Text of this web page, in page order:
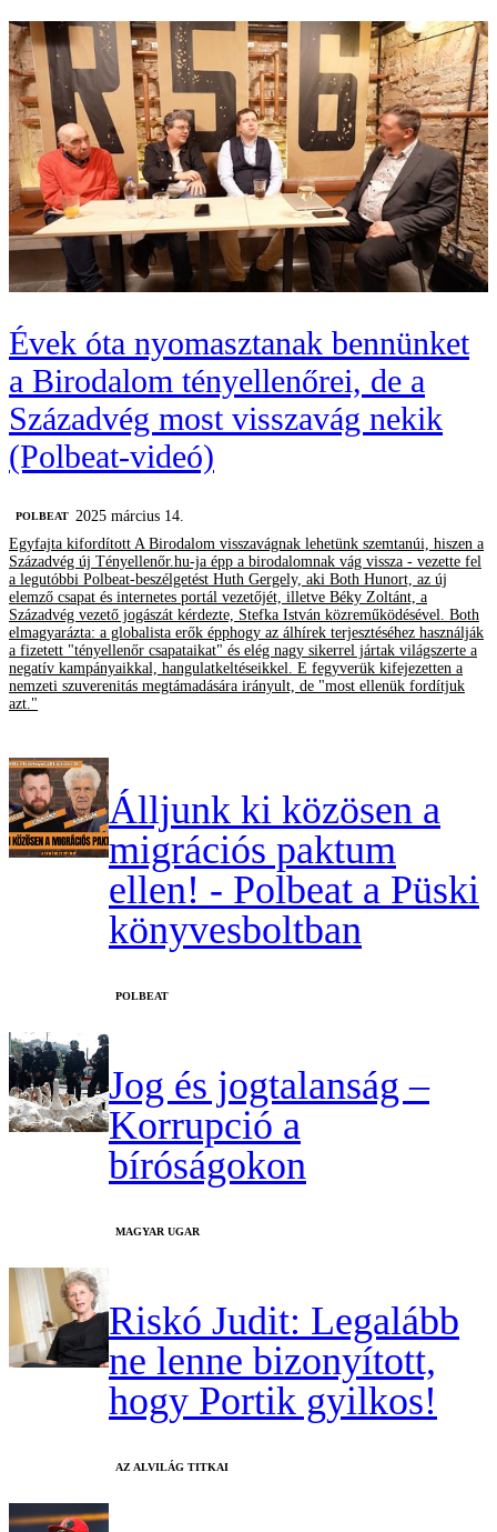
Évek óta nyomasztanak bennünket
a Birodalom tényellenőrei, de a
Századvég most visszavág nekik
(Polbeat-videó)
‎POLBEAT
2025 március 14.
Egyfajta kifordított A Birodalom visszavágnak lehetünk szemtanúi, hiszen a
Századvég új Tényellenőr.hu-ja épp a birodalomnak vág vissza - vezette fel
a legutóbbi Polbeat-beszélgetést Huth Gergely, aki Both Hunort, az új
elemző csapat és internetes portál vezetőjét, illetve Béky Zoltánt, a
Századvég vezető jogászát kérdezte, Stefka István közreműködésével. Both
elmagyarázta: a globalista erők épphogy az álhírek terjesztéséhez használják
a fizetett "tényellenőr csapataikat" és elég nagy sikerrel jártak világszerte a
negatív kampányaikkal, hangulatkeltéseikkel. E fegyverük kifejezetten a
nemzeti szuverenitás megtámadására irányult, de "most ellenük fordítjuk
azt."
Álljunk ki közösen a
migrációs paktum
ellen! - Polbeat a Püski
könyvesboltban
‎POLBEAT
Jog és jogtalanság –
Korrupció a
bíróságokon
MAGYAR UGAR
Riskó Judit: Legalább
ne lenne bizonyított,
hogy Portik gyilkos!
AZ ALVILÁG TITKAI